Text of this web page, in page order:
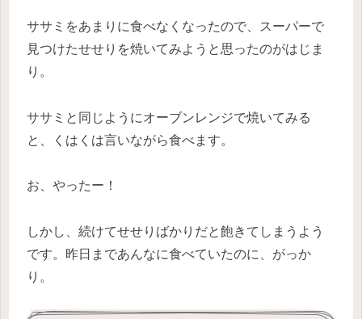
ササミをあまりに食べなくなったので、スーパーで
見つけたせせりを焼いてみようと思ったのがはじま
り。
ササミと同じようにオーブンレンジで焼いてみる
と、くはくは言いながら食べます。
お、やったー！
しかし、続けてせせりばかりだと飽きてしまうよう
です。昨日まであんなに食べていたのに、がっか
り。